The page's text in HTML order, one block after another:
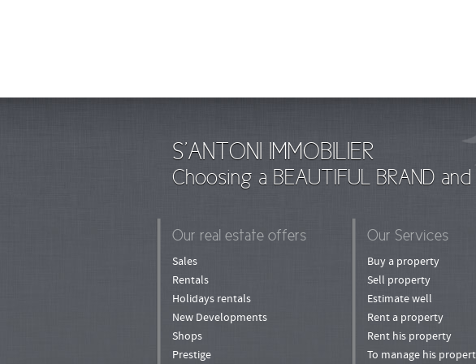
S'ANTONI IMMOBILIER
Choosing a BEAUTIFUL BRAND
Our real estate offers
Sales
Rentals
Holidays rentals
New Developments
Shops
Prestige
Our Services
Buy a property
Sell property
Estimate well
Rent a property
Rent his property
To manage his